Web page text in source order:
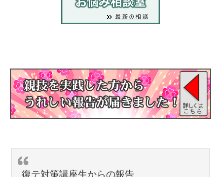
復テ対策講座生からの報告